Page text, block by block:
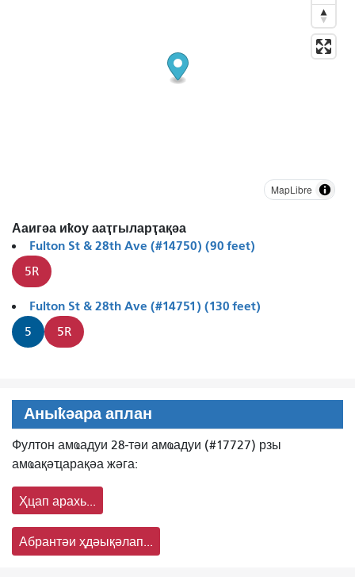
MapLibre
Ааигәа иҟоу ааҭгыларҭақәа
Fulton St & 28th Ave (#14750) (90 feet)
5R
Fulton St & 28th Ave (#14751) (130 feet)
5 5R
Аныҟәара аплан
Фултон амҩадуи 28-тәи амҩадуи (#17727) рзы
амҩақәҵарақәа жәга:
Ҳцап арахь...
Абрантәи ҳдәықәлап...